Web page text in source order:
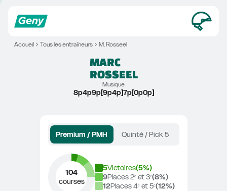
Accueil Tous les entraîneurs M. Rosseel
MARC
ROSSEEL
Musique
8p4p9p[9p4p]7p[0p0p]
Premium / PMH Quinté / Pick 5
104
courses
5Victoires(5%)
9Places 2ᵉ et 3ᵉ(8%)
12Places 4ᵉ et 5ᵉ(12%)